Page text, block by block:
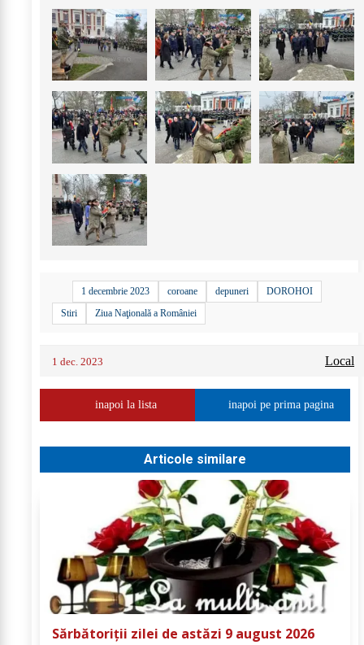
1 decembrie 2023 coroane depuneri
DOROHOI
Stiri
Ziua Naţională a României
1 dec. 2023 Local
inapoi la lista inapoi pe prima pagina
Articole similare
Sărbătoriții zilei de astăzi 9 august 2026